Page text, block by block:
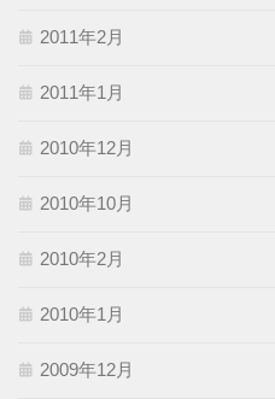
2011年2月
2011年1月
2010年12月
2010年10月
2010年2月
2010年1月
2009年12月